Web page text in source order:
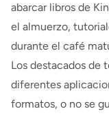
abarcar libros de
el almuerzo,
durante el café
Los destacados de
diferentes
formatos, o no se